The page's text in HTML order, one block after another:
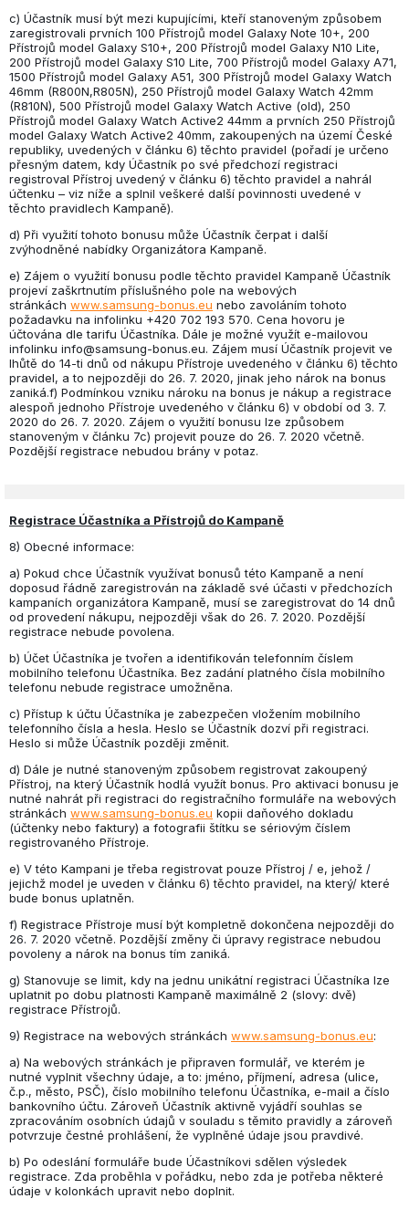
c) Účastník musí být mezi kupujícími, kteří stanoveným způsobem
zaregistrovali prvních 100 Přístrojů model Galaxy Note 10+, 200
Přístrojů model Galaxy S10+, 200 Přístrojů model Galaxy N10 Lite,
200 Přístrojů model Galaxy S10 Lite, 700 Přístrojů model Galaxy A71,
1500 Přístrojů model Galaxy A51, 300 Přístrojů model Galaxy Watch
46mm (R800N,R805N), 250 Přístrojů model Galaxy Watch 42mm
(R810N), 500 Přístrojů model Galaxy Watch Active (old), 250
Přístrojů model Galaxy Watch Active2 44mm a prvních 250 Přístrojů
model Galaxy Watch Active2 40mm, zakoupených na území České
republiky, uvedených v článku 6) těchto pravidel (pořadí je určeno
přesným datem, kdy Účastník po své předchozí registraci
registroval Přístroj uvedený v článku 6) těchto pravidel a nahrál
účtenku – viz níže a splnil veškeré další povinnosti uvedené v
těchto pravidlech Kampaně).
d) Při využití tohoto bonusu může Účastník čerpat i další
zvýhodněné nabídky Organizátora Kampaně.
e) Zájem o využití bonusu podle těchto pravidel Kampaně Účastník
projeví zaškrtnutím příslušného pole na webových
stránkách www.samsung-bonus.eu nebo zavoláním tohoto
požadavku na infolinku +420 702 193 570. Cena hovoru je
účtována dle tarifu Účastníka. Dále je možné využít e-mailovou
infolinku info@samsung-bonus.eu. Zájem musí Účastník projevit ve
lhůtě do 14-ti dnů od nákupu Přístroje uvedeného v článku 6) těchto
pravidel, a to nejpozději do 26. 7. 2020, jinak jeho nárok na bonus
zaniká.f) Podmínkou vzniku nároku na bonus je nákup a registrace
alespoň jednoho Přístroje uvedeného v článku 6) v období od 3. 7.
2020 do 26. 7. 2020. Zájem o využití bonusu lze způsobem
stanoveným v článku 7c) projevit pouze do 26. 7. 2020 včetně.
Pozdější registrace nebudou brány v potaz.
Registrace Účastníka a Přístrojů do Kampaně
8) Obecné informace:
a) Pokud chce Účastník využívat bonusů této Kampaně a není
doposud řádně zaregistrován na základě své účasti v předchozích
kampaních organizátora Kampaně, musí se zaregistrovat do 14 dnů
od provedení nákupu, nejpozději však do 26. 7. 2020. Pozdější
registrace nebude povolena.
b) Účet Účastníka je tvořen a identifikován telefonním číslem
mobilního telefonu Účastníka. Bez zadání platného čísla mobilního
telefonu nebude registrace umožněna.
c) Přístup k účtu Účastníka je zabezpečen vložením mobilního
telefonního čísla a hesla. Heslo se Účastník dozví při registraci.
Heslo si může Účastník později změnit.
d) Dále je nutné stanoveným způsobem registrovat zakoupený
Přístroj, na který Účastník hodlá využít bonus. Pro aktivaci bonusu je
nutné nahrát při registraci do registračního formuláře na webových
stránkách www.samsung-bonus.eu kopii daňového dokladu
(účtenky nebo faktury) a fotografii štítku se sériovým číslem
registrovaného Přístroje.
e) V této Kampani je třeba registrovat pouze Přístroj / e, jehož /
jejichž model je uveden v článku 6) těchto pravidel, na který/ které
bude bonus uplatněn.
f) Registrace Přístroje musí být kompletně dokončena nejpozději do
26. 7. 2020 včetně. Pozdější změny či úpravy registrace nebudou
povoleny a nárok na bonus tím zaniká.
g) Stanovuje se limit, kdy na jednu unikátní registraci Účastníka lze
uplatnit po dobu platnosti Kampaně maximálně 2 (slovy: dvě)
registrace Přístrojů.
9) Registrace na webových stránkách www.samsung-bonus.eu:
a) Na webových stránkách je připraven formulář, ve kterém je
nutné vyplnit všechny údaje, a to: jméno, příjmení, adresa (ulice,
č.p., město, PSČ), číslo mobilního telefonu Účastníka, e-mail a číslo
bankovního účtu. Zároveň Účastník aktivně vyjádří souhlas se
zpracováním osobních údajů v souladu s těmito pravidly a zároveň
potvrzuje čestné prohlášení, že vyplněné údaje jsou pravdivé.
b) Po odeslání formuláře bude Účastníkovi sdělen výsledek
registrace. Zda proběhla v pořádku, nebo zda je potřeba některé
údaje v kolonkách upravit nebo doplnit.